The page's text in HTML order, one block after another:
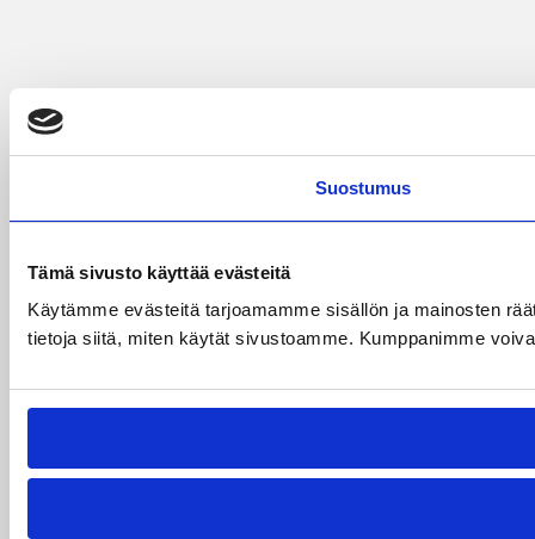
Suostumus
Tämä sivusto käyttää evästeitä
Käytämme evästeitä tarjoamamme sisällön ja mainosten
tietoja siitä, miten käytät sivustoamme. Kumppanimme